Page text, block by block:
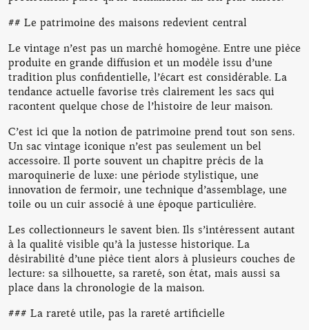
## Le patrimoine des maisons redevient central
Le vintage n’est pas un marché homogène. Entre une pièce
produite en grande diffusion et un modèle issu d’une
tradition plus confidentielle, l’écart est considérable. La
tendance actuelle favorise très clairement les sacs qui
racontent quelque chose de l’histoire de leur maison.
C’est ici que la notion de patrimoine prend tout son sens.
Un sac vintage iconique n’est pas seulement un bel
accessoire. Il porte souvent un chapitre précis de la
maroquinerie de luxe: une période stylistique, une
innovation de fermoir, une technique d’assemblage, une
toile ou un cuir associé à une époque particulière.
Les collectionneurs le savent bien. Ils s’intéressent autant
à la qualité visible qu’à la justesse historique. La
désirabilité d’une pièce tient alors à plusieurs couches de
lecture: sa silhouette, sa rareté, son état, mais aussi sa
place dans la chronologie de la maison.
### La rareté utile, pas la rareté artificielle